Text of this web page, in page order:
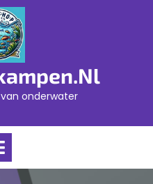
onderwater
Open